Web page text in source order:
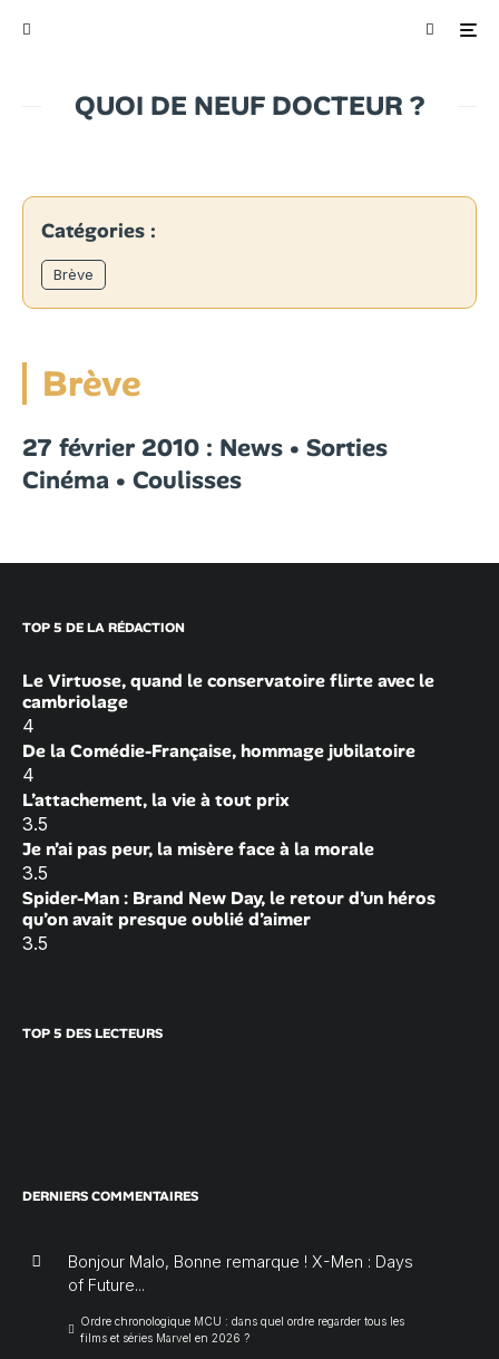
QUOI DE NEUF DOCTEUR ?
Catégories :
Brève
Brève
27 février 2010 : News • Sorties
Cinéma • Coulisses
TOP 5 DE LA RÉDACTION
Le Virtuose, quand le conservatoire flirte avec le
cambriolage
4
De la Comédie-Française, hommage jubilatoire
4
L’attachement, la vie à tout prix
3.5
Je n’ai pas peur, la misère face à la morale
3.5
Spider-Man : Brand New Day, le retour d’un héros
qu’on avait presque oublié d’aimer
3.5
TOP 5 DES LECTEURS
DERNIERS COMMENTAIRES
Bonjour Malo, Bonne remarque ! X-Men : Days
of Future...
Ordre chronologique MCU : dans quel ordre regarder tous les
films et séries Marvel en 2026 ?